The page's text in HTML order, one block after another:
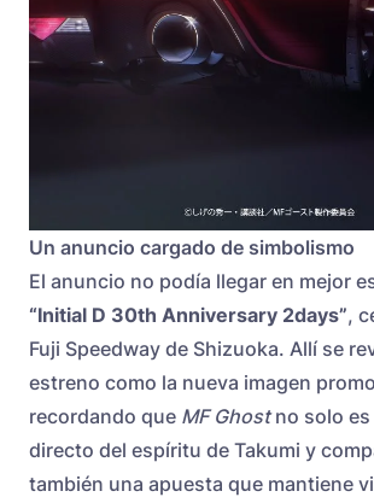
Un anuncio cargado de simbolismo
El anuncio no podía llegar en mejor
“Initial D 30th Anniversary 2days”,
Fuji Speedway de Shizuoka. Allí se
estreno como la nueva imagen
recordando que MF Ghostno solo es
directo del espíritu de Takumi y
también una apuesta que mantiene